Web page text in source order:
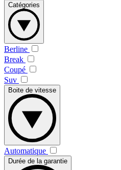
Catégories
Berline
Break
Coupé
Suv
Boite de vitesse
Automatique
Durée de la garantie